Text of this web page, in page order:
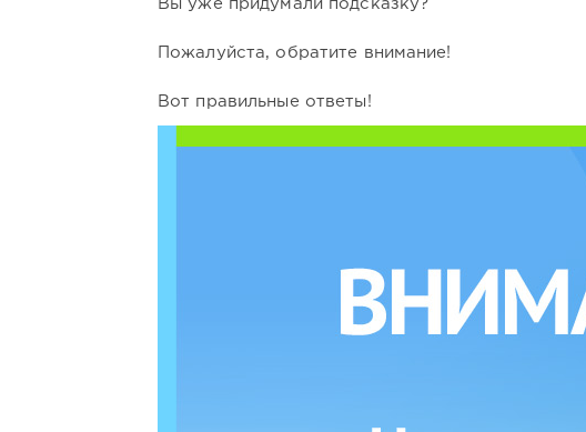
Вы уже придумали подсказку?
Пожалуйста, обратите внимание!
Вот правильные ответы!